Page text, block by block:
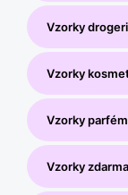
Vzorky
Vzorky
Vzorky
Vzorky zdarma